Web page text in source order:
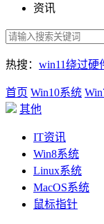
资讯
热搜： win11绕过硬
首页 Win10系统
其他
IT资讯
Win8系统
Linux系统
MacOS系统
鼠标指针